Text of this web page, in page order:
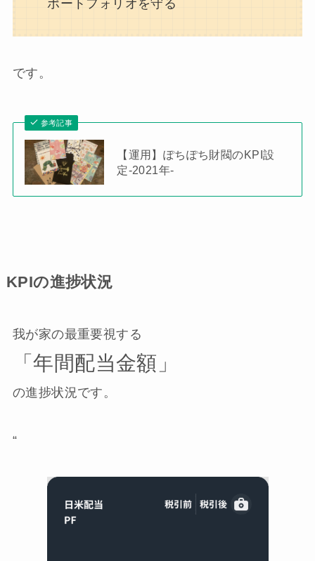
ポートフォリオを守る
です。
参考記事
【運用】ぽちぽち財閥のKPI設
定-2021年-
KPIの進捗状況
我が家の最重要視する
「年間配当金額」
の進捗状況です。
“